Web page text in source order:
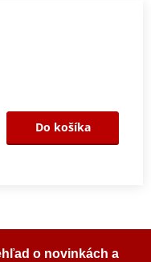
Do košíka
o novinkách a